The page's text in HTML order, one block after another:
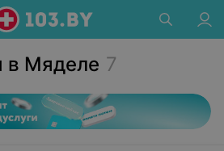
в Мяделе 7